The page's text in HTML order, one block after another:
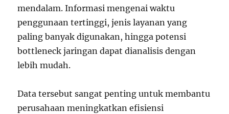
mendalam. Informasi mengenai waktu
penggunaan tertinggi, jenis layanan yang
paling banyak digunakan, hingga potensi
bottleneck jaringan dapat dianalisis dengan
lebih mudah.
Data tersebut sangat penting untuk membantu
perusahaan meningkatkan efisiensi